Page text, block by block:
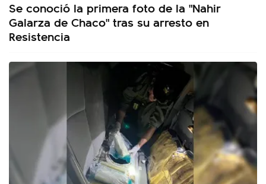
Se conoció la primera foto de la "Nahir
Galarza de Chaco" tras su arresto en
Resistencia